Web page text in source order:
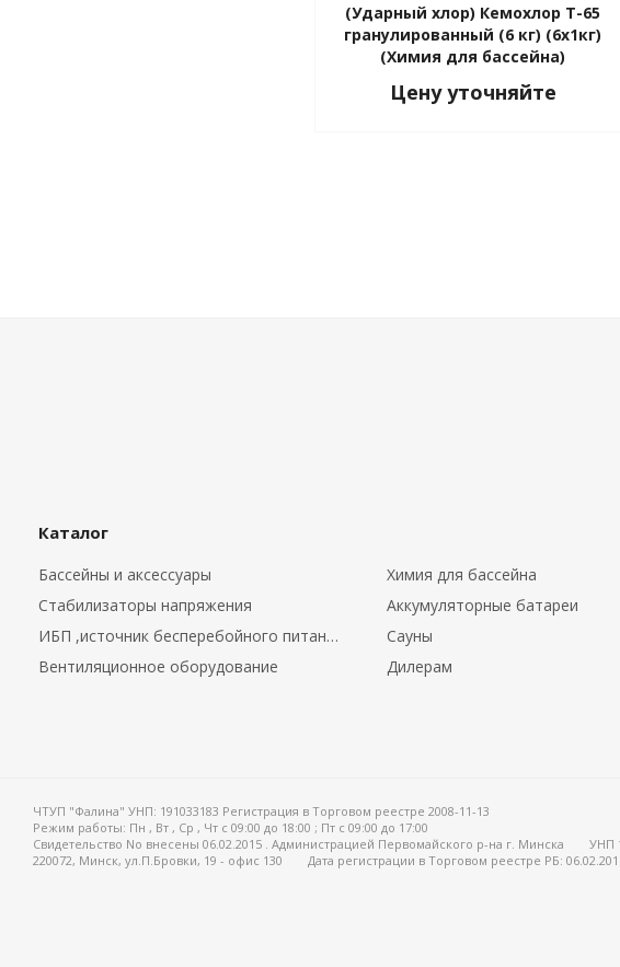
(Ударный хлор) Кемохлор Т-65
гранулированный (6 кг) (6х1кг)
(Химия для бассейна)
Цену уточняйте
Каталог
Бассейны и аксессуары
Химия для бассейна
Стабилизаторы напряжения
Аккумуляторные батареи
ИБП ,источник бесперебойного питания.
Сауны
Вентиляционное оборудование
Дилерам
ЧТУП "Фалина" УНП: 191033183 Регистрация в Торговом реестре 2008-11-13
Режим работы: Пн , Вт , Ср , Чт c 09:00 до 18:00 ; Пт c 09:00 до 17:00
Свидетельство No внесены 06.02.2015 . Администрацией Первомайского р-на г. Минска
УНП
220072, Минск, ул.П.Бровки, 19 - офис 130
Дата регистрации в Торговом реестре РБ: